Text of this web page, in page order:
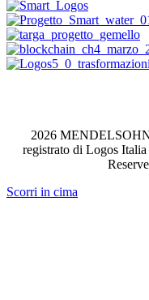
2026
registrato di Logos
Scorri in cima